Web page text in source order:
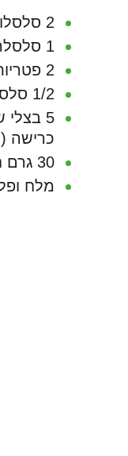
2 סלסלות פטריות שמפניון
1 סלסלה פטריות בייבי פורטבלה
2 פטריות מלך היער
1/2 סלסלה פטריות שיטאקי
כרישה
30 גרם חמאה + 50 גרם נוספים
מלח